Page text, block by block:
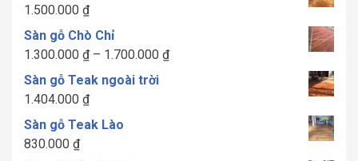
1.500.000 ₫
Sàn gỗ Chò Chỉ
1.300.000 ₫ – 1.700.000 ₫Khoảng
Sàn gỗ Teak ngoài trời
1.404.000 ₫
Sàn gỗ Teak Lào
830.000 ₫